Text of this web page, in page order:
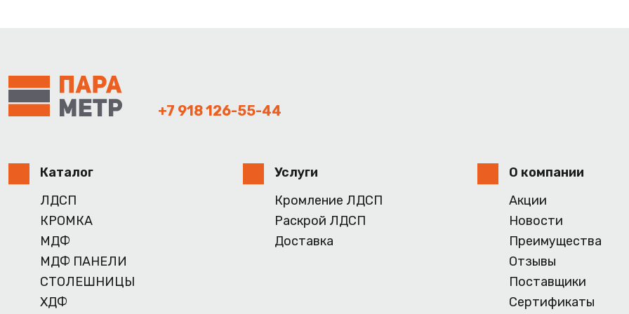
+7 918 126-55-44
Каталог
ЛДСП
КРОМКА
МДФ
МДФ ПАНЕЛИ
СТОЛЕШНИЦЫ
ХДФ
Услуги
Кромление ЛДСП
Раскрой ЛДСП
Доставка
О компании
Акции
Новости
Преимущества
Отзывы
Поставщики
Сертификаты